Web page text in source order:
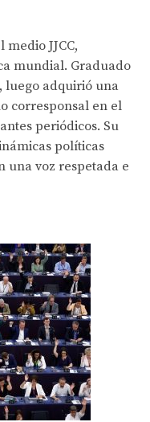
JJCC,
mundial. Graduado
luego adquirió una
corresponsal en el
periódicos. Su
políticas
una voz respetada e